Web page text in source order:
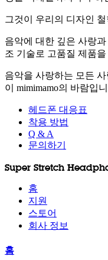
그것이 우리의 디자인
음악에 대한 깊은 사랑
조 기술로 고품질 제품
음악을 사랑하는 모든
이 mimimamo의 바람입
헤드폰 대응표
착용 방법
Q & A
문의하기
Super Stretch
홈
지원
스토어
회사 정보
홈